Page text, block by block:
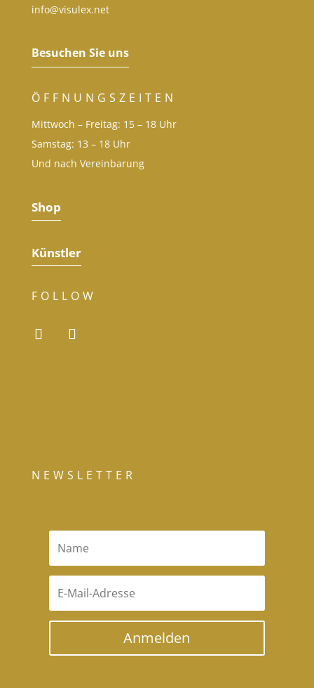
info@visulex.net
Besuchen Sie uns
ÖFFNUNGSZEITEN
Mittwoch – Freitag: 15 – 18 Uhr
Samstag: 13 – 18 Uhr
Und nach Vereinbarung
Shop
Künstler
FOLLOW
NEWSLETTER
Anmelden